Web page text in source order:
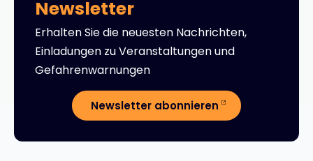
Newsletter
Erhalten Sie die neuesten Nachrichten,
Einladungen zu Veranstaltungen und
Gefahrenwarnungen
Newsletter abonnieren